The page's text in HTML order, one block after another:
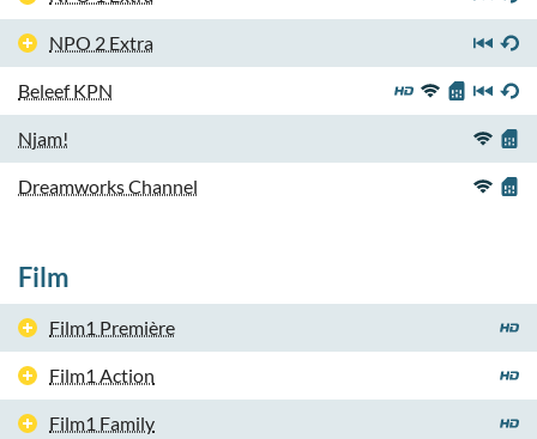
NPO 2 Extra
Beleef KPN
Njam!
Dreamworks Channel
Film
Film1 Première
Film1 Action
Film1 Family